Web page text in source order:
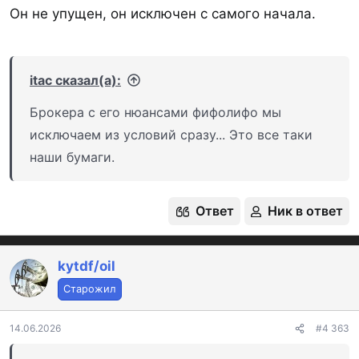
Он не упущен, он исключен с самого начала.
itac сказал(а):
Брокера с его нюансами фифолифо мы
исключаем из условий сразу... Это все таки
наши бумаги.
Ответ Ник в ответ
kytdf/oil
Старожил
14.06.2026 #4 363